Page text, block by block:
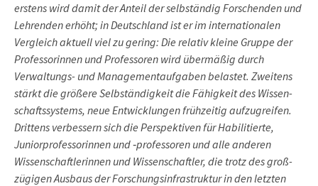
erstens wird damit der Anteil der selbständig Forschenden und
Lehrenden erhöht; in Deutschland ist er im internationalen
Vergleich aktuell viel zu gering: Die relativ kleine Gruppe der
Pro­fes­sorinnen und Professoren wird über­mäßig durch
Verwaltungs- und Management­aufgaben belastet. Zweitens
stärkt die größere Selbständigkeit die Fähigkeit des Wissen­
schafts­systems, neue Entwicklungen frühzeitig aufzugreifen.
Drittens verbessern sich die Per­spek­tiven für Habilitierte,
Juniorprofessorinnen und ‑professoren und alle anderen
Wissenschaftlerinnen und Wissenschaftler, die trotz des groß­
zügigen Ausbaus der Forschungsinfrastruktur in den letzten